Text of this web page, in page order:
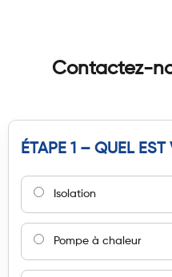
Contactez-
ÉTAPE 1 – QUEL
Isolation
Pompe à chaleur